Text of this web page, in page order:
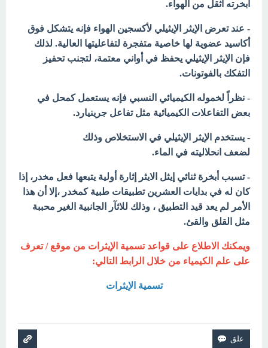
أبخرته أثقل من الهواء.
- عند تعرض الإيثر الإيثيلي لأكسجين الهواء فإنه يتشكل فوق
أكاسيد عضوية لها خاصية متفجرة لتفاعليتها العالية. لذلك
فإن الإيثر الإيثيلي يحفظ في أواني معتمة، لتجنب تحفيز
التفكك بالفوتونات.
- نظراً لخموله الكيميائي النسبي فإنه يستعمل كمحل في
بعض التفاعلات الكيميائية مثل تفاعل جرينيارد.
- يستخدم الإيثر الإيثيلي في الاستخلاص وذلك
لضعف انحلاليته في الماء.
- تسبب أبخرة ثنائي إيثل الايثر إثارة أولية يتبعها فعل مخدر، إذا
كان له في بدايات العشرين تطبيقات طبية كمخدر ،إلا أن هذا
الأمر لم يعد قيد التطبيق ، وذلك للاثآر الجانبية الغير محببة
مثل القلق والقئ.
ويمكنك الاطلاع على قواعد تسمية الإيثرات من موقع / تعرف
على علم الكيمياء من خلال الرابط التالي:
تسمية الإيثرات